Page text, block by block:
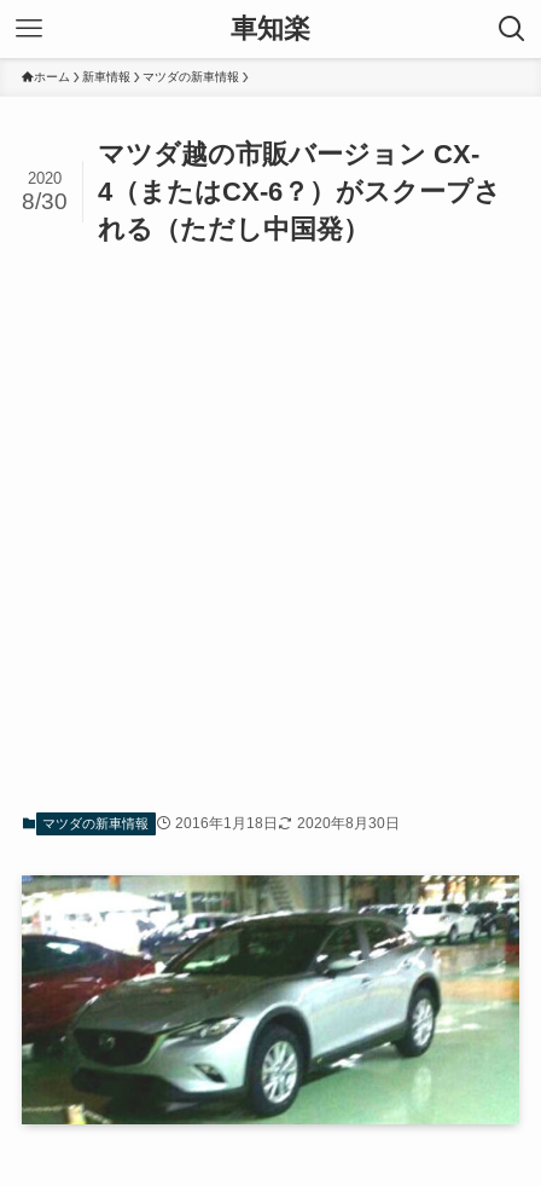
車知楽
ホーム 新車情報 マツダの新車情報
マツダ越の市販バージョン CX-
4（またはCX-6？）がスクープさ
れる（ただし中国発）
2020
8/30
マツダの新車情報 2016年1月18日 2020年8月30日